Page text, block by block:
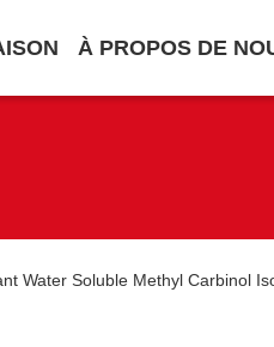
À PROPOS DE
Water Soluble Methyl Carbinol